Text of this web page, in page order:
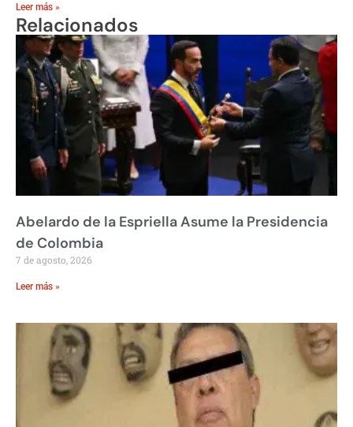
Leer más »
Relacionados
Abelardo de la Espriella Asume la Presidencia
de Colombia
7 de agosto, 2026
Leer más »